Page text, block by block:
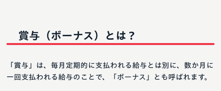
賞与（ボーナス）とは？
「賞与」は、毎月定期的に支払われる給与とは別に、数か月に
一回支払われる給与のことで、「ボーナス」とも呼ばれます。